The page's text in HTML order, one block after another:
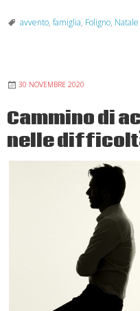
avvento, famiglia, Foligno, Natale
30 NOVEMBRE 2020
Cammino di
nelle